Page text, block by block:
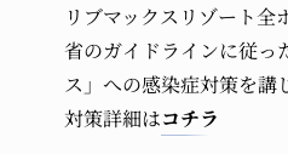
リブマックスリゾート全
省のガイドラインに従っ
ス」への感染症対策を講
対策詳細はコチラ